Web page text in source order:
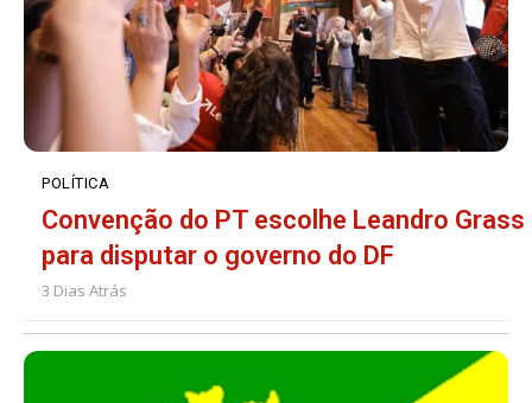
POLÍTICA
Convenção do PT escolhe Leandro Grass
para disputar o governo do DF
3 Dias Atrás